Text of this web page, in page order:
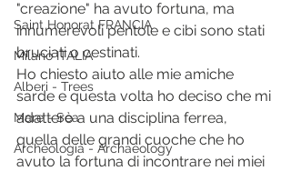
Saint Honorat FRANCIA
Milano ITALIA
Alberi - Trees
Mare - Sea
Archeologia - Archaeology
"creazione" ha avuto fortuna, ma
innumerevoli pentole e cibi sono stati
bruciati o cestinati.
Ho chiesto aiuto alle mie amiche
sarde e questa volta ho deciso che mi
adatterò a una disciplina ferrea,
quella delle grandi cuoche che ho
avuto la fortuna di incontrare nei miei